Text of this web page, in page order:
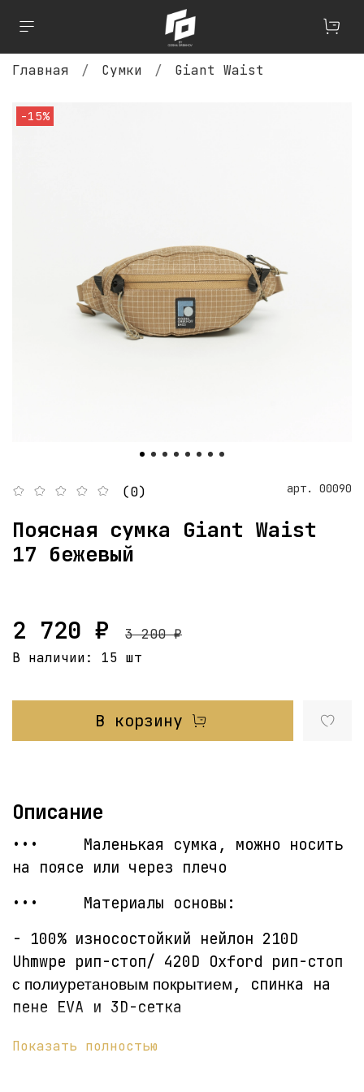
Главная Сумки Giant Waist
-15%
(0) арт. 00090
Поясная сумка Giant Waist
17 бежевый
2 720 ₽
3 200 ₽
В наличии:
15 шт
В корзину
Описание
••• Маленькая сумка, можно носить
на поясе или через плечо
••• Материалы основы:
- 100% износостойкий нейлон 210D
Uhmwpe рип-стоп/ 420D Oxford рип-стоп
с полиуретановым покрытием , спинка на
пене EVA и 3D-сетка
- Подкладка: полиэстер 70D
Показать полностью